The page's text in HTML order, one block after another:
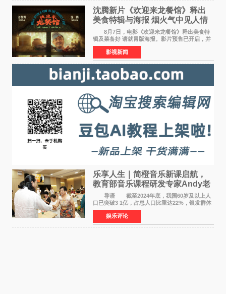
沈腾新片《欢迎来龙餐馆》释出
美食特辑与海报 烟火气中见人情
温暖
8月7日，电影《欢迎来龙餐馆》释出美食特
辑及菜备好 请就胃版海报。影片预售已开启，并
将于8月8日至10日14:00-21:00举行全国超前点
映。电影《欢迎来龙餐馆》作为战争美食喜剧大
片，讲述了中国
影视新闻
乐享人生｜简橙音乐新课启航，
教育部音乐课程研发专家Andy老
师重磅入驻领航银龄琴声
导语 截至2024年底，我国60岁及以上人
口已突破3 1亿，占总人口比重达22%，银发群体
的精神文化需求日益凸显。2024年1月，国务院办
公厅印发《关于发展银发经济增进老年人福祉的
意见》——这是
娱乐评论